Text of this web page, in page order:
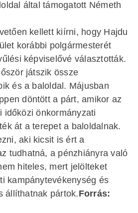
által támogatott Németh
kellett kiírni, hogy Hajdu
korábbi polgármesterét
képviselővé választották.
játszik össze
és a baloldal. Májusban
döntött a párt, amikor az
időközi önkormányzati
át a terepet a baloldalnak.
aki kicsit is ért a
tudhatná, a pénzhiányra való
hiteles, mert jelölteket
kampánytevékenység és
állíthatnak pártok.Forrás: